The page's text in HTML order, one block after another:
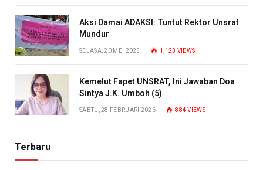
Aksi Damai ADAKSI: Tuntut Rektor Unsrat
Mundur
SELASA, 20 MEI 2025 1,123 VIEWS
Kemelut Fapet UNSRAT, Ini Jawaban Doa
Sintya J.K. Umboh (5)
SABTU, 28 FEBRUARI 2026 884VIEWS
Terbaru